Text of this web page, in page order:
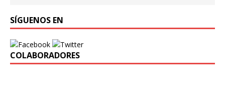
SÍGUENOS EN
COLABORADORES